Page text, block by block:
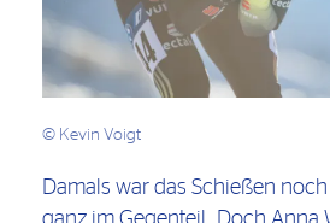
© Kevin Voigt
Damals war das Schießen